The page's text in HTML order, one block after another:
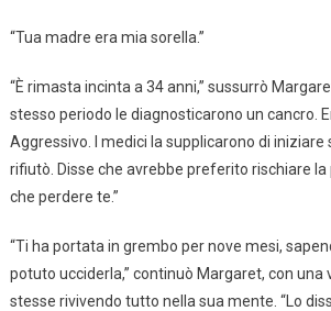
“Tua madre era mia sorella.”
“È rimasta incinta a 34 anni,” sussurrò
stesso periodo le diagnosticarono un cancro.
Aggressivo. I medici la supplicarono di iniziare
rifiutò. Disse che avrebbe preferito rischiare
che perdere te.”
“Ti ha portata in grembo per nove mesi,
potuto ucciderla,” continuò Margaret, con una
stesse rivivendo tutto nella sua mente. “Lo